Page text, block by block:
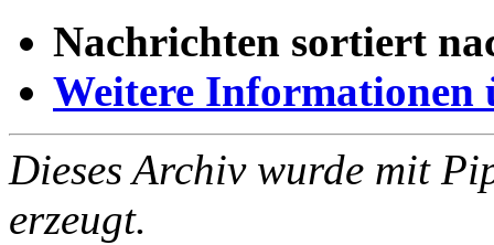
Nachrichten sortiert
Weitere Informationen
Dieses Archiv wurde mit
erzeugt.